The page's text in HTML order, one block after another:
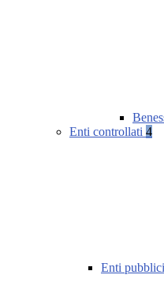
Enti controllati 4
Enti